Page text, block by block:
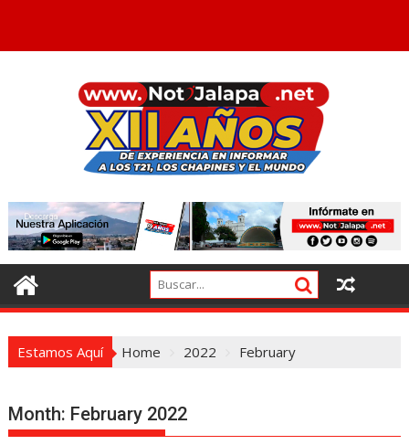
Estamos Aquí Home 2022 February
Month: February 2022